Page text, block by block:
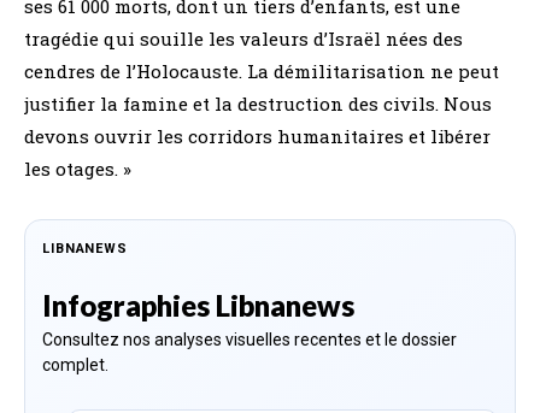
ses 61 000 morts, dont un tiers d’enfants, est une
tragédie qui souille les valeurs d’Israël nées des
cendres de l’Holocauste. La démilitarisation ne peut
justifier la famine et la destruction des civils. Nous
devons ouvrir les corridors humanitaires et libérer
les otages. »
LIBNANEWS
Infographies Libnanews
Consultez nos analyses visuelles recentes et le dossier
complet.